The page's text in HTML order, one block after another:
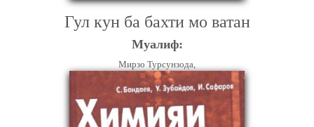
Гул кун ба бахти мо ватан
Муалиф:
Мирзо Турсунзода,